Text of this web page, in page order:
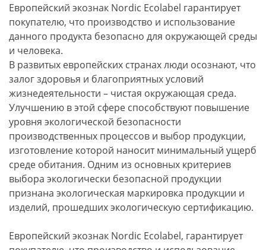
Европейский экознак Nordic Ecolabel гарантирует
покупателю, что производство и использование
данного продукта безопасно для окружающей среды
и человека.
В развитых европейских странах люди осознают, что
залог здоровья и благоприятных условий
жизнедеятельности – чистая окружающая среда.
Улучшению в этой сфере способствуют повышение
уровня экологической безопасности
производственных процессов и выбор продукции,
изготовление которой наносит минимальный ущерб
среде обитания. Одним из основных критериев
выбора экологически безопасной продукции
признана экологическая маркировка продукции и
изделий, прошедших экологическую сертификацию.
Европейский экознак Nordic Ecolabel, гарантирует